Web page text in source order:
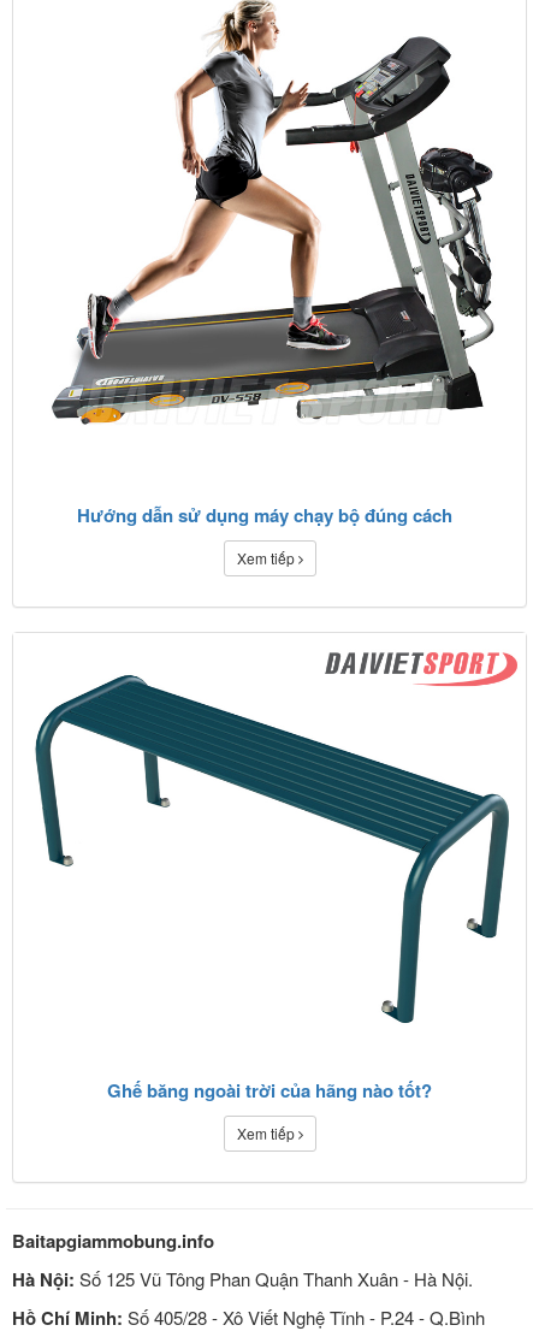
Hướng dẫn sử dụng máy chạy bộ đúng cách
Xem tiếp
Ghế băng ngoài trời của hãng nào tốt?
Xem tiếp
Baitapgiammobung.info
Hà Nội: Số 125 Vũ Tông Phan Quận Thanh Xuân - Hà Nội.
Hồ Chí Minh: Số 405/28 - Xô Viết Nghệ Tĩnh - P.24 - Q.Bình